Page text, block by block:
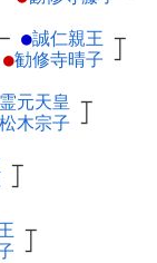
●誠仁親王 ┬
●勧修寺晴子 ┘
霊元天皇 ┬
松木宗子 ┘
┬
┘
┬
┘